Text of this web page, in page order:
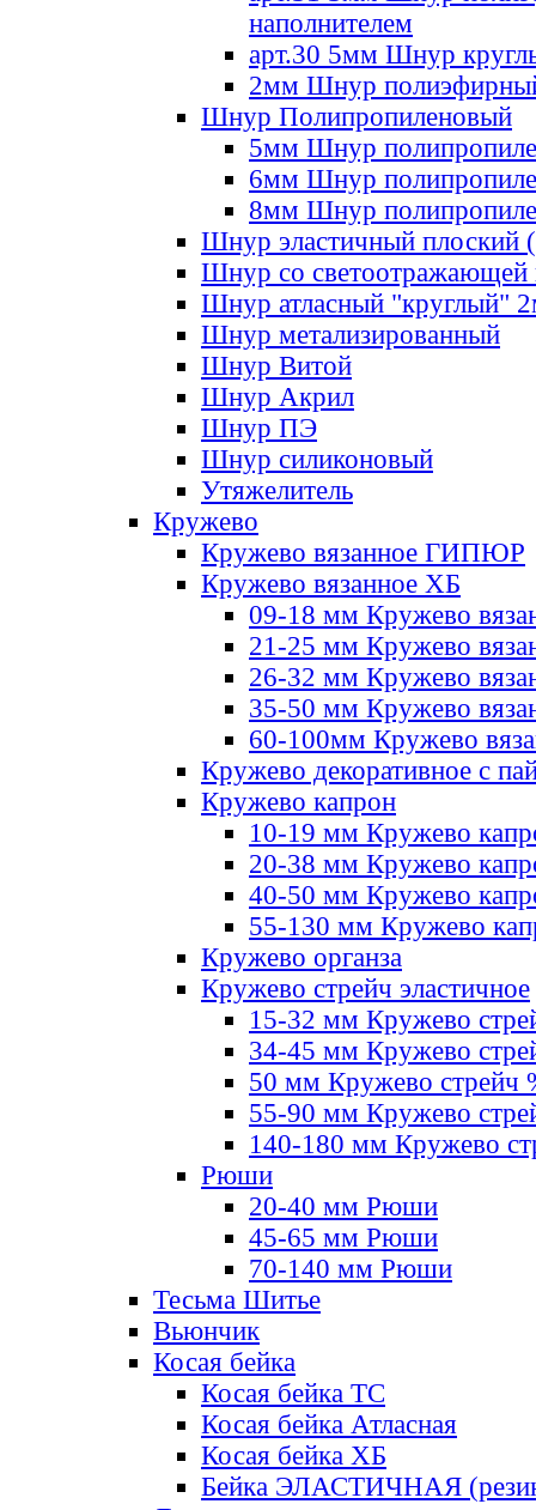
наполнителем
арт.30 5мм Шнур
2мм Шнур
Шнур Полипропиленовый
5мм Шнур
6мм Шнур
8мм Шнур
Шнур эластичный плоский
Шнур со светоотражающей
Шнур атласный "круглый"
Шнур метализированный
Шнур Витой
Шнур Акрил
Шнур ПЭ
Шнур силиконовый
Утяжелитель
Кружево
Кружево вязанное ГИПЮР
Кружево вязанное ХБ
09-18 мм Кружево
21-25 мм Кружево
26-32 мм Кружево
35-50 мм Кружево
60-100мм Кружево
Кружево декоративное с
Кружево капрон
10-19 мм Кружево
20-38 мм Кружево
40-50 мм Кружево
55-130 мм Кружево
Кружево органза
Кружево стрейч эластичное
15-32 мм Кружево
34-45 мм Кружево
50 мм Кружево стрейч
55-90 мм Кружево
140-180 мм Кружево
Рюши
20-40 мм Рюши
45-65 мм Рюши
70-140 мм Рюши
Тесьма Шитье
Вьюнчик
Косая бейка
Косая бейка ТС
Косая бейка Атласная
Косая бейка ХБ
Бейка ЭЛАСТИЧНАЯ